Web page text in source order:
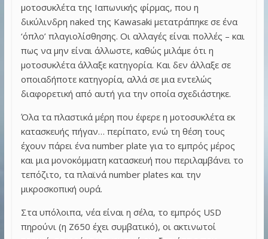
μοτοσυκλέτα της Ιαπωνικής φίρμας, που η
δικύλινδρη naked της Kawasaki μετατράπηκε σε ένα
‘όπλο’ πλαγιολίσθησης. Οι αλλαγές είναι πολλές – και
πως να μην είναι άλλωστε, καθώς μιλάμε ότι η
μοτοσυκλέτα άλλαξε κατηγορία. Και δεν άλλαξε σε
οποιαδήποτε κατηγορία, αλλά σε μια εντελώς
διαφορετική από αυτή για την οποία σχεδιάστηκε.
Όλα τα πλαστικά μέρη που έφερε η μοτοσυκλέτα εκ
κατασκευής πήγαν… περίπατο, ενώ τη θέση τους
έχουν πάρει ένα number plate για το εμπρός μέρος
και μια μονοκόμματη κατασκευή που περιλαμβάνει το
τεπόζιτο, τα πλαϊνά number plates και την
μικροσκοπική ουρά.
Στα υπόλοιπα, νέα είναι η σέλα, το εμπρός USD
πηρούνι (η Z650 έχει συμβατικό), οι ακτινωτοί